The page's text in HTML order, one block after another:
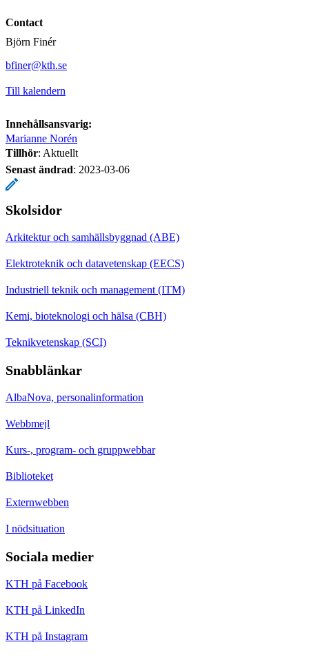
Contact
Björn Finér
bfiner@kth.se
Till kalendern
Innehållsansvarig:
Marianne Norén
Tillhör: Aktuellt
Senast ändrad: 2023-03-06
Skolsidor
Arkitektur och samhällsbyggnad (ABE)
Elektroteknik och datavetenskap (EECS)
Industriell teknik och management (ITM)
Kemi, bioteknologi och hälsa (CBH)
Teknikvetenskap (SCI)
Snabblänkar
AlbaNova, personalinformation
Webbmejl
Kurs-, program- och gruppwebbar
Biblioteket
Externwebben
I nödsituation
Sociala medier
KTH på Facebook
KTH på LinkedIn
KTH på Instagram